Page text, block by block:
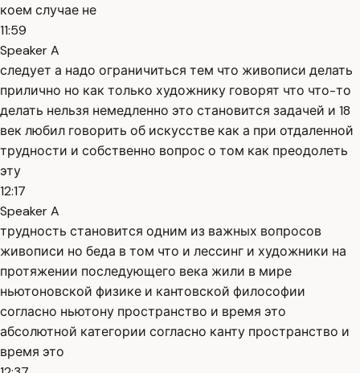
коем случае не
11:59
Speaker A
следует а надо ограничиться тем что живописи делать
прилично но как только художнику говорят что что-то
делать нельзя немедленно это становится задачей и 18
век любил говорить об искусстве как а при отдаленной
трудности и собственно вопрос о том как преодолеть
эту
12:17
Speaker A
трудность становится одним из важных вопросов
живописи но беда в том что и лессинг и художники на
протяжении последующего века жили в мире
ньютоновской физике и кантовской философии
согласно ньютону пространство и время это
абсолютной категории согласно канту пространство и
время это